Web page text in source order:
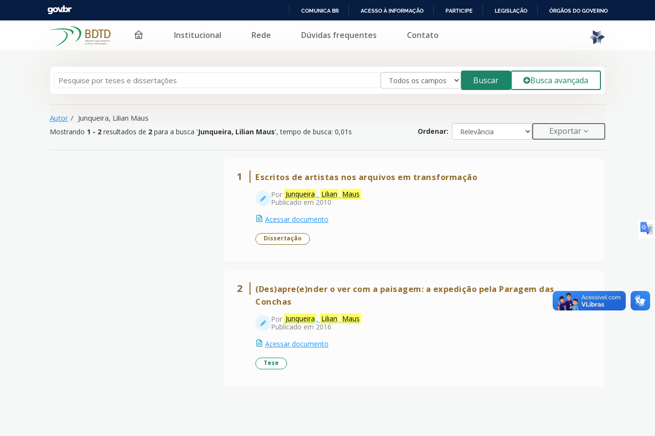
PARA
COMUNICA BR ACESSO À INFORMAÇÃO PARTICIPE LEGISLAÇÃO ÓRGÃOS DO GOVERNO
resultados de2para a busca ' Junqueira, Lilian Maus
Pular para o conteúdo Institucional Rede Dúvidas frequentes Contato
Buscar Busca avançada
Autor Junqueira, Lilian Maus
Mostrando 1 - 2 resultados de 2 para a busca 'Junqueira, Lilian Maus', tempo de busca: 0,01s Ordenar: Exportar
1 Escritos de artistas nos arquivos em transformação
Por Junqueira , Lilian
Maus
Publicado em 2010
Acessar documento
Dissertação
2
(Des)apre(e)nder o ver com a paisagem: a expedição pela Paragem das
Conchas
Por Junqueira , Lilian
Maus
Publicado em 2016
Acessar documento
Tese